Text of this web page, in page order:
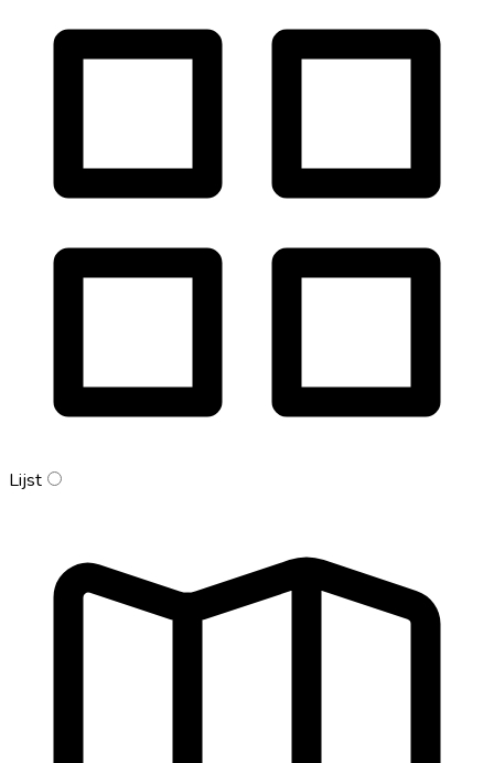
Lijst